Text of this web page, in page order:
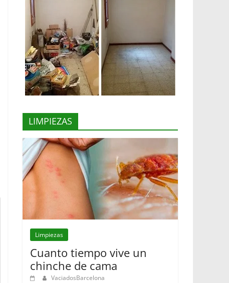
LIMPIEZAS
Limpiezas
Cuanto tiempo vive un
chinche de cama
VaciadosBarcelona